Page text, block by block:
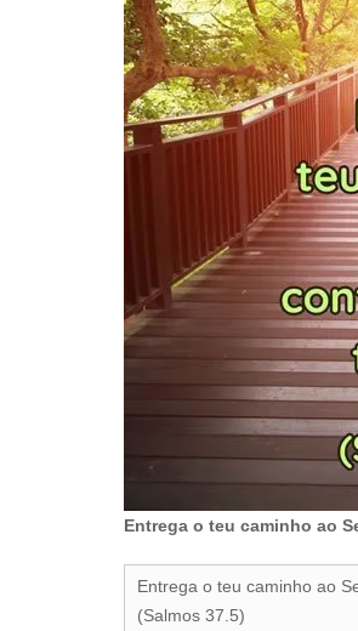
Entrega o teu caminho ao
Entrega o teu caminho ao
(Salmos 37.5)